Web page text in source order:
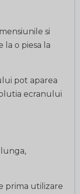
si
la o piesa la
pot aparea
ecranului
prima utilizare